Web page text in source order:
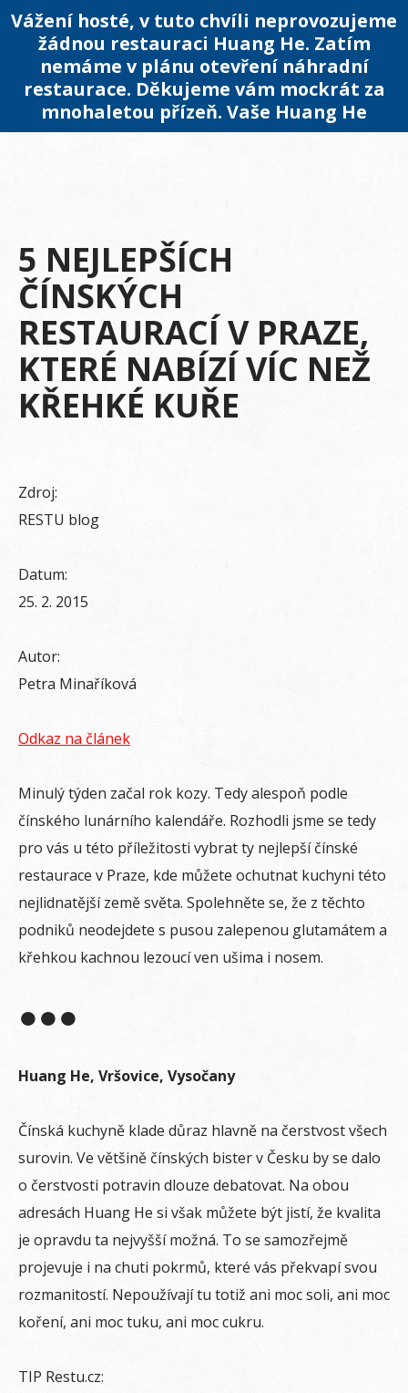
Vážení hosté, v tuto chvíli neprovozujeme
žádnou restauraci Huang He. Zatím
nemáme v plánu otevření náhradní
restaurace. Děkujeme vám mockrát za
mnohaletou přízeň. Vaše Huang He
5 NEJLEPŠÍCH
ČÍNSKÝCH
RESTAURACÍ V PRAZE,
KTERÉ NABÍZÍ VÍC NEŽ
KŘEHKÉ KUŘE
Zdroj:
RESTU blog
Datum:
25. 2. 2015
Autor:
Petra Minaříková
Odkaz na článek
Minulý týden začal rok kozy. Tedy alespoň podle
čínského lunárního kalendáře. Rozhodli jsme se tedy
pro vás u této příležitosti vybrat ty nejlepší čínské
restaurace v Praze, kde můžete ochutnat kuchyni této
nejlidnatější země světa. Spolehněte se, že z těchto
podniků neodejdete s pusou zalepenou glutamátem a
křehkou kachnou lezoucí ven ušima i nosem.
●●●
Huang He, Vršovice, Vysočany
Čínská kuchyně klade důraz hlavně na čerstvost všech
surovin. Ve většině čínských bister v Česku by se dalo
o čerstvosti potravin dlouze debatovat. Na obou
adresách Huang He si však můžete být jistí, že kvalita
je opravdu ta nejvyšší možná. To se samozřejmě
projevuje i na chuti pokrmů, které vás překvapí svou
rozmanitostí. Nepoužívají tu totiž ani moc soli, ani moc
koření, ani moc tuku, ani moc cukru.
TIP Restu.cz: